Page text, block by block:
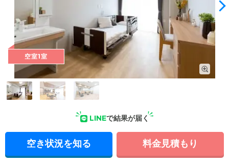
空室1室
LINEで結果が届く
空き状況を知る 料金見積もり